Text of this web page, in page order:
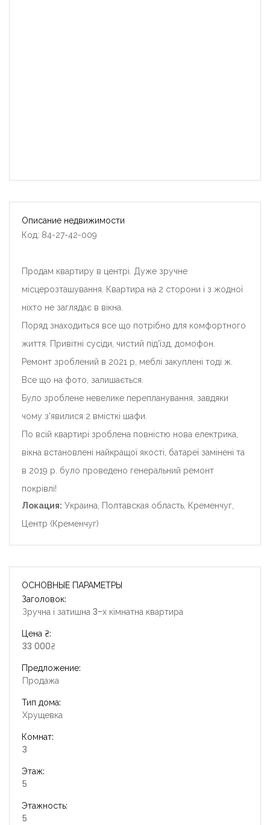
Описание недвижимости
Код: 84-27-42-009
Продам квартиру в центрі. Дуже зручне
місцерозташування. Квартира на 2 сторони і з жодної
ніхто не заглядає в вікна.
Поряд знаходиться все що потрібно для комфортного
життя. Привітні сусіди, чистий під'їзд, домофон.
Ремонт зроблений в 2021 р, меблі закуплені тоді ж.
Все що на фото, залишається.
Було зроблене невелике перепланування, завдяки
чому з'явилися 2 вмісткі шафи.
По всій квартирі зроблена повністю нова електрика,
вікна встановлені найкращої якості, батареї замінені та
в 2019 р. було проведено генеральний ремонт
покрівлі!
Локация: Украина, Полтавская область, Кременчуг,
Центр (Кременчуг)
ОСНОВНЫЕ ПАРАМЕТРЫ
Заголовок:
Зручна і затишна 3-х кімнатна квартира
Цена ₴:
33 000₴
Предложение:
Продажа
Тип дома:
Хрущевка
Комнат:
3
Этаж:
5
Этажность:
5